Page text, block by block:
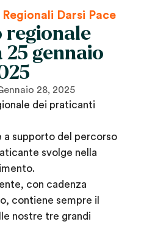
Darsi Pace
25 gennaio
28, 2025
dei praticanti
a supporto del percorso
svolge nella
con cadenza
contiene sempre il
nostre tre grandi